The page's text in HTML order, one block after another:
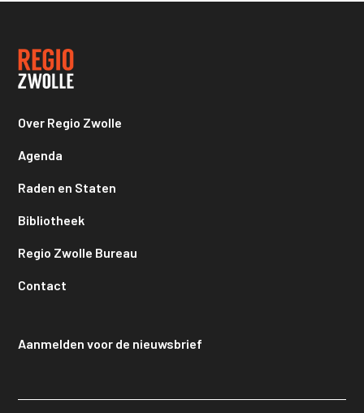
Over Regio Zwolle
Agenda
Raden en Staten
Bibliotheek
Regio Zwolle Bureau
Contact
Aanmelden voor de nieuwsbrief